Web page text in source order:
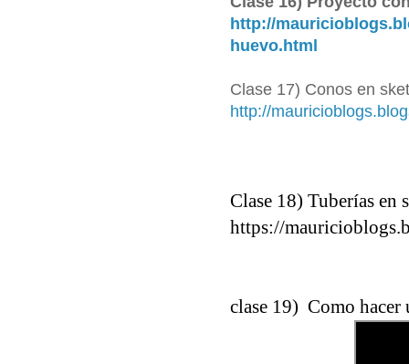
http://
huevo.html
Clase 17) Conos en
http://
Clase 18) Tuberías en
https://
clase 19) Como hacer